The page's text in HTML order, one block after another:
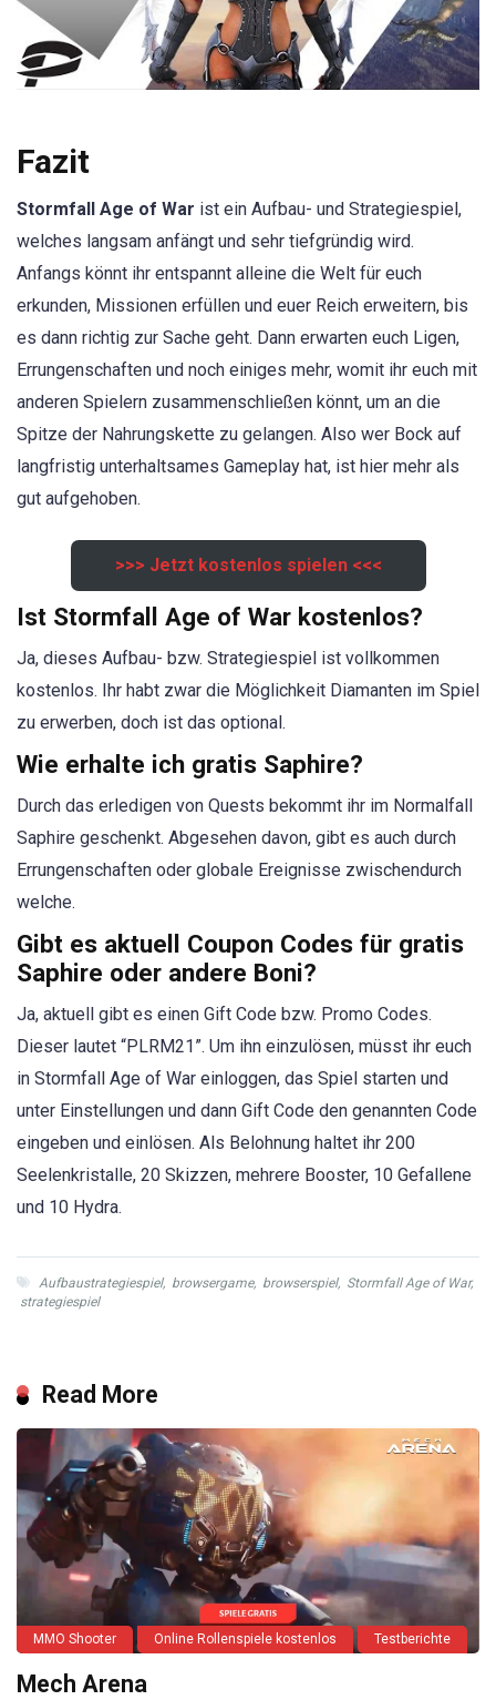
Fazit
Stormfall Age of War ist ein Aufbau- und Strategiespiel,
welches langsam anfängt und sehr tiefgründig wird.
Anfangs könnt ihr entspannt alleine die Welt für euch
erkunden, Missionen erfüllen und euer Reich erweitern, bis
es dann richtig zur Sache geht. Dann erwarten euch Ligen,
Errungenschaften und noch einiges mehr, womit ihr euch mit
anderen Spielern zusammenschließen könnt, um an die
Spitze der Nahrungskette zu gelangen. Also wer Bock auf
langfristig unterhaltsames Gameplay hat, ist hier mehr als
gut aufgehoben.
>>> Jetzt kostenlos spielen <<<
Ist Stormfall Age of War kostenlos?
Ja, dieses Aufbau- bzw. Strategiespiel ist vollkommen
kostenlos. Ihr habt zwar die Möglichkeit Diamanten im Spiel
zu erwerben, doch ist das optional.
Wie erhalte ich gratis Saphire?
Durch das erledigen von Quests bekommt ihr im Normalfall
Saphire geschenkt. Abgesehen davon, gibt es auch durch
Errungenschaften oder globale Ereignisse zwischendurch
welche.
Gibt es aktuell Coupon Codes für gratis
Saphire oder andere Boni?
Ja, aktuell gibt es einen Gift Code bzw. Promo Codes.
Dieser lautet “PLRM21”. Um ihn einzulösen, müsst ihr euch
in Stormfall Age of War einloggen, das Spiel starten und
unter Einstellungen und dann Gift Code den genannten Code
eingeben und einlösen. Als Belohnung haltet ihr 200
Seelenkristalle, 20 Skizzen, mehrere Booster, 10 Gefallene
und 10 Hydra.
Aufbaustrategiespiel, browsergame, browserspiel, Stormfall Age of War,
strategiespiel
Read More
MMO Shooter Online Rollenspiele kostenlos Testberichte
Mech Arena